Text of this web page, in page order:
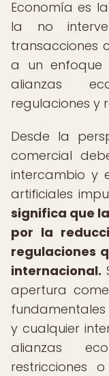
Economía es
la no
transacciones
a un
alianzas
regulaciones y
Desde la
comercial
intercambio y
artificiales
significa que
por la
regulaciones
internacional.
apertura
y cualquier
alianzas
restricciones